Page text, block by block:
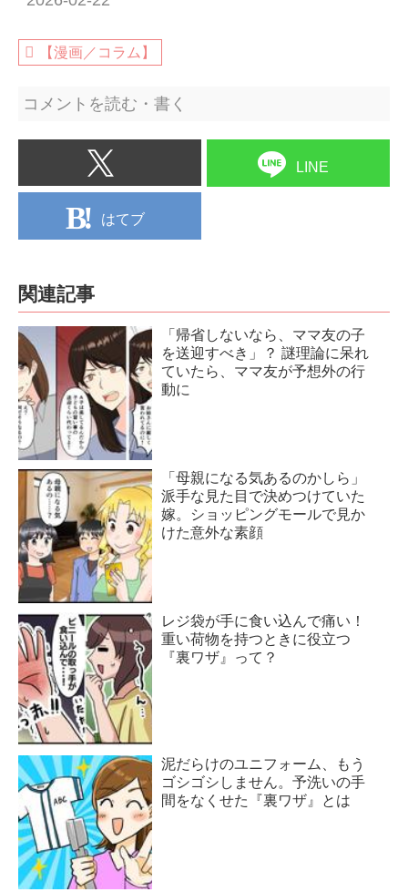
【漫画／コラム】
コメントを読む・書く
LINE
はてブ
関連記事
「帰省しないなら、ママ友の子
を送迎すべき」？ 謎理論に呆れ
ていたら、ママ友が予想外の行
動に
「母親になる気あるのかしら」
派手な見た目で決めつけていた
嫁。ショッピングモールで見か
けた意外な素顔
レジ袋が手に食い込んで痛い！
重い荷物を持つときに役立つ
『裏ワザ』って？
泥だらけのユニフォーム、もう
ゴシゴシしません。予洗いの手
間をなくせた『裏ワザ』とは